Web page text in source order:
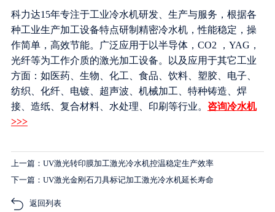
科力达15年专注于工业冷水机研发、生产与服务，根据各
种工业生产加工设备特点研制精密冷水机，性能稳定，操
作简单，高效节能。广泛应用于以半导体，CO2 ，YAG，
光纤等为工作介质的激光加工设备。以及应用于其它工业
方面：如医药、生物、化工、食品、饮料、塑胶、电子、
纺织、化纤、电镀、超声波、机械加工、特种铸造、焊
接、造纸、复合材料、水处理、印刷等行业。 咨询冷水机
>>>
上一篇：UV激光转印膜加工激光冷水机控温稳定生产效率
下一篇：UV激光金刚石刀具标记加工激光冷水机延长寿命
返回列表